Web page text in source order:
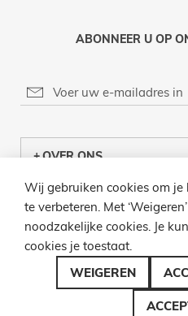
ABONNEER U OP
OVER ONS
KLANTENCENTRUM
INFO
BEL ONS
Wij gebruiken cookies om
te verbeteren. Met
noodzakelijke cookies. Je
cookies je toestaat.
WEIGEREN